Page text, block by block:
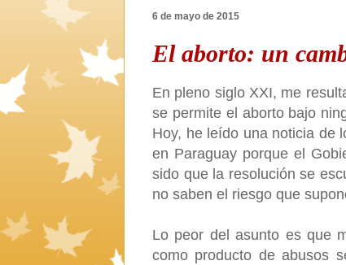
6 de mayo de 2015
El aborto: un
En pleno siglo XXI, me
se permite el aborto bajo
Hoy, he leído una noticia de
en Paraguay porque el
sido que la resolución se
no saben el riesgo que
Lo peor del asunto es que
como producto de abusos